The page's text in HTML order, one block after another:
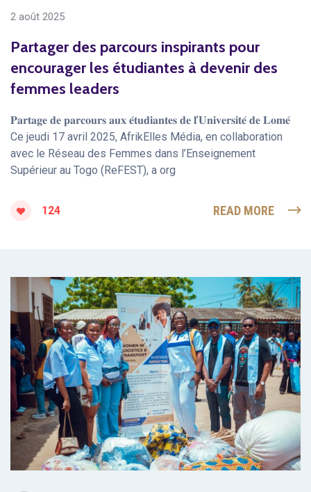
2 août 2025
Partager des parcours inspirants pour
encourager les étudiantes à devenir des
femmes leaders
𝐏𝐚𝐫𝐭𝐚𝐠𝐞 𝐝𝐞 𝐩𝐚𝐫𝐜𝐨𝐮𝐫𝐬 𝐚𝐮𝐱 𝐞́𝐭𝐮𝐝𝐢𝐚𝐧𝐭𝐞𝐬 𝐝𝐞 𝐥’𝐔𝐧𝐢𝐯𝐞𝐫𝐬𝐢𝐭𝐞́ 𝐝𝐞 𝐋𝐨𝐦𝐞́
Ce jeudi 17 avril 2025, AfrikElles Média, en collaboration
avec le Réseau des Femmes dans l’Enseignement
Supérieur au Togo (ReFEST), a org
124 READ MORE